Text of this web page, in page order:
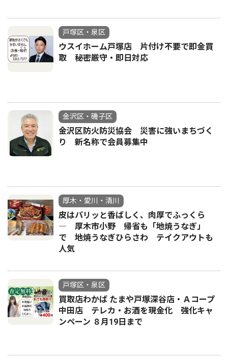
戸塚区・泉区
ウスイホーム戸塚店 片付け不要で即金買
取 秘密厳守・即日対応
金沢区・磯子区
金沢区防火防災協会 災害に強いまちづく
り 新名称で会員募集中
厚木・愛川・清川
皮はパリッと香ばしく、肉厚でふっくら
― 厚木市小野 帰省も「地焼うなぎ」
で 地焼うなぎひらさわ テイクアウトも
人気
戸塚区・泉区
買取店わかば たまや戸塚深谷店・Ａコープ
中田店 テレカ・お酒を現金化 強化キャ
ンペーン ８月19日まで